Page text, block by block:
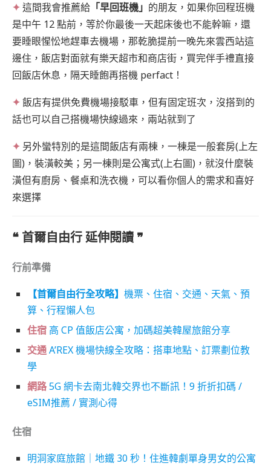
✦這間我會推薦給 「早回班機」 的朋友，如果你回程班機
是中午 12 點前，等於你最後一天起床後也不能幹嘛，還
要睡眼惺忪地趕車去機場，那乾脆提前一晚先來雲西站這
邊住，飯店對面就有樂天超市和商店街，買完伴手禮直接
回飯店休息，隔天睡飽再搭機 perfact！
✦飯店有提供免費機場接駁車，但有固定班次，沒搭到的
話也可以自己搭機場快線過來，兩站就到了
✦ 另外蠻特別的是這間飯店有兩棟，一棟是一般套房(上左
圖)，裝潢較美；另一棟則是公寓式(上右圖)，就沒什麼裝
潢但有廚房、餐桌和洗衣機，可以看你個人的需求和喜好
來選擇
❝ 首爾自由行 延伸閱讀 ❞
行前準備
【首爾自由行全攻略】 機票、住宿、交通、天氣、預
算、行程懶人包
住宿 高 CP 值飯店公寓，加碼超美韓屋旅館分享
交通A’REX 機場快線全攻略：搭車地點、訂票劃位教
學
網路5G 網卡去南北韓交界也不斷訊！9 折折扣碼 /
eSIM推薦 / 實測心得
住宿
明洞家庭旅館｜地鐵 30 秒！住進韓劇單身男女的公寓